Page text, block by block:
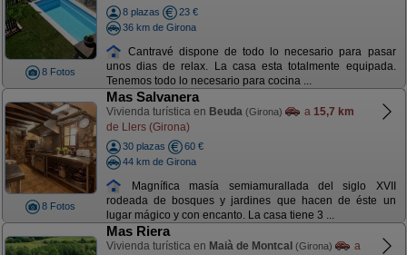
8 Fotos
8 plazas
23 €
36 km de Girona
Cantravé dispone de todo lo necesario para pasar
unos dias de relax. La casa esta totalmente equipada.
Tenemos todo lo necesario para cocina ...
8 Fotos
Mas Salvanera
Vivienda turística en Beuda (Girona) a 15,7 km
de Llers (Girona)
30 plazas
60 €
44 km de Girona
Magnífica masía semiamurallada del siglo XVII
rodeada de bosques y jardines que hacen de éste un
lugar mágico y con encanto. La casa tiene 3 ...
Mas Riera
Vivienda turística en Maià de Montcal (Girona)
a